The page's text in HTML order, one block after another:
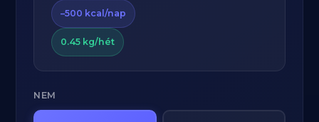
–500 kcal/nap
0.45 kg/hét
NEM